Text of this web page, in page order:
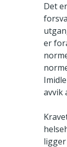
Det
er
avvik